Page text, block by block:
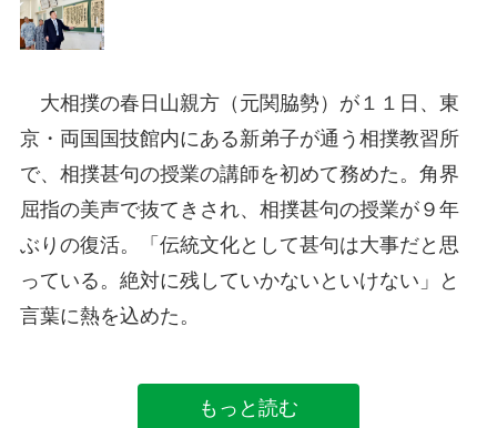
大相撲の春日山親方（元関脇勢）が１１日、東
京・両国国技館内にある新弟子が通う相撲教習所
で、相撲甚句の授業の講師を初めて務めた。角界
屈指の美声で抜てきされ、相撲甚句の授業が９年
ぶりの復活。「伝統文化として甚句は大事だと思
っている。絶対に残していかないといけない」と
言葉に熱を込めた。
もっと読む